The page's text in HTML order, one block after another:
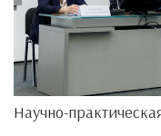
Научно-